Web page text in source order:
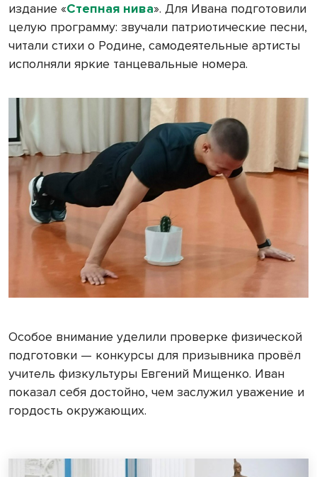
издание «Степная нива». Для Ивана подготовили
целую программу: звучали патриотические песни,
читали стихи о Родине, самодеятельные артисты
исполняли яркие танцевальные номера.
Особое внимание уделили проверке физической
подготовки — конкурсы для призывника провёл
учитель физкультуры Евгений Мищенко. Иван
показал себя достойно, чем заслужил уважение и
гордость окружающих.